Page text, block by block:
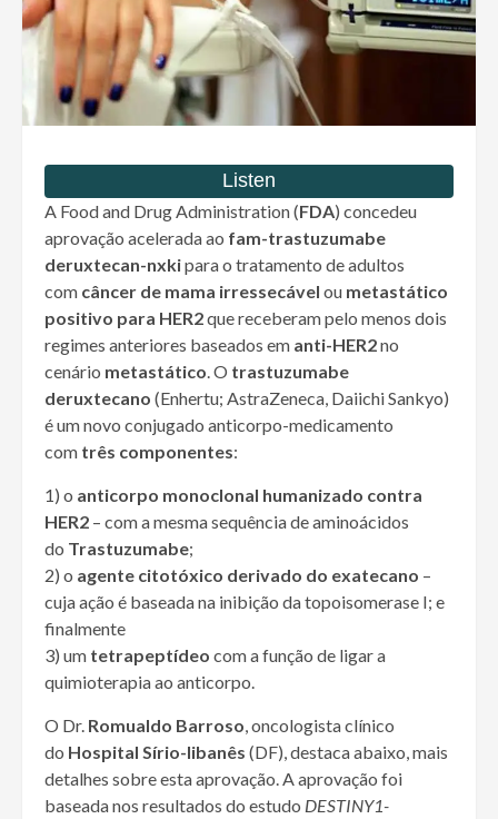
A Food and Drug Administration (FDA) concedeu
aprovação acelerada ao fam-trastuzumabe
deruxtecan-nxkipara o tratamento de adultos
com câncer de mama irressecável ou metastático
positivo para HER2que receberam pelo menos dois
regimes anteriores baseados em anti-HER2no
cenário metastático. O trastuzumabe
deruxtecano (Enhertu; AstraZeneca, Daiichi Sankyo)
é um novo conjugado anticorpo-medicamento
com três componentes:
1) o anticorpo monoclonal humanizado contra
HER2 – com a mesma sequência de aminoácidos
do Trastuzumabe;
2) o agente citotóxico derivado do exatecano –
cuja ação é baseada na inibição da topoisomerase I; e
finalmente
3) um tetrapeptídeo com a função de ligar a
quimioterapia ao anticorpo.
O Dr. Romualdo Barroso, oncologista clínico
do Hospital Sírio-libanês (DF), destaca abaixo, mais
detalhes sobre esta aprovação. A aprovação foi
baseada nos resultados do estudo DESTINY1-